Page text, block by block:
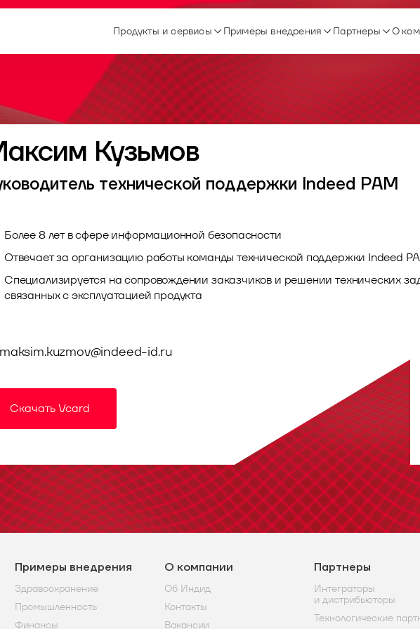
Продукты и сервисы Примеры внедрения Партнеры О
Кузьмов
технической поддержки Indeed PAM
Более 8 лет в сфере информационной безопасности
Отвечает за организацию работы команды технической поддержки Indeed
Специализируется на сопровождении заказчиков и решении технических
связанных с эксплуатацией продукта
maksim.kuzmov@indeed-id.ru
Скачать Vcard
Примеры внедрения
Здравоохранение
Промышленность
Финансы
О компании
Об Индид
Контакты
Вакансии
Партнеры
Интеграторы
и дистрибьюторы
Технологические